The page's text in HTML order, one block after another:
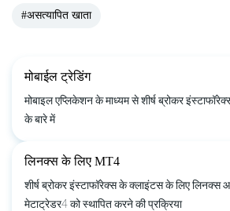
#असत्यापित खाता
मोबाईल ट्रेडिंग
मोबाइल एप्लिकेशन के माध्यम से शीर्ष ब्रोकर
के बारे में
लिनक्स के लिए MT4
शीर्ष ब्रोकर इंस्टाफॉरेक्स के क्लाइंटस के लिए लिनक्स
मेटाट्रेडर4 को स्थापित करने की प्रक्रिया